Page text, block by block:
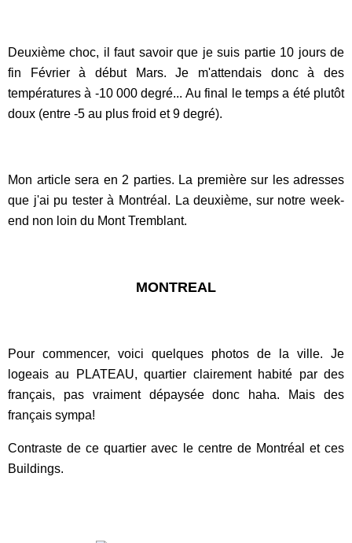
Deuxième choc, il faut savoir que je suis partie 10 jours de
fin Février à début Mars. Je m'attendais donc à des
températures à -10 000 degré... Au final le temps a été plutôt
doux (entre -5 au plus froid et 9 degré).
Mon article sera en 2 parties. La première sur les adresses
que j'ai pu tester à Montréal. La deuxième, sur notre week-
end non loin du Mont Tremblant.
MONTREAL
Pour commencer, voici quelques photos de la ville. Je
logeais au PLATEAU, quartier clairement habité par des
français, pas vraiment dépaysée donc haha. Mais des
français sympa!
Contraste de ce quartier avec le centre de Montréal et ces
Buildings.